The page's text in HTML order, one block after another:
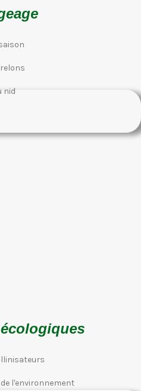
nid
l'environnement